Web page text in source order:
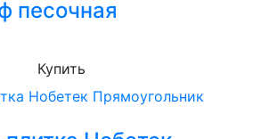
песочная
Купить